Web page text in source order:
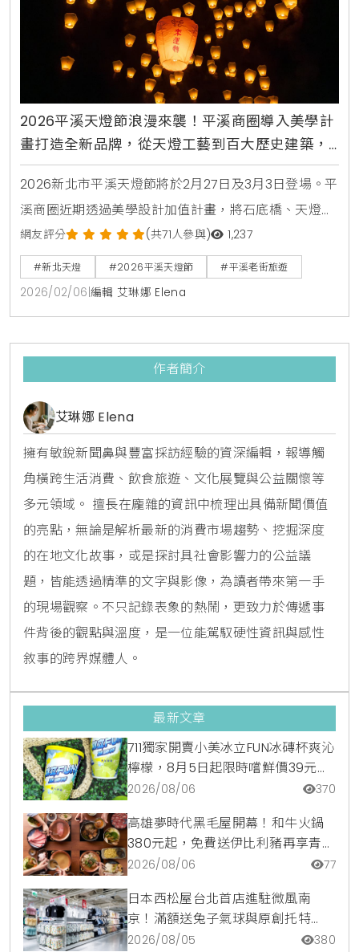
2026平溪天燈節浪漫來襲！平溪商圈導入美學計
畫打造全新品牌，從天燈工藝到百大歷史建築，
帶領遊客漫步山城感受職人堅持
2026新北市平溪天燈節將於2月27日及3月3日登場。平
溪商圈近期透過美學設計加值計畫，將石底橋、天燈工
藝與歷史建築進行整體視覺優化，打造平溪老街全新品
牌意象。不論是參與天燈施放，或是造訪碳場咖啡與職
人選物店，遊客都能在馬年新春感受煥然一新的山城文
化與旅遊品質。
網友評分 (共71人參與) 1,237
#新北天燈 #2026平溪天燈節 #平溪老街旅遊
2026/02/06 編輯 艾琳娜 Elena
作者簡介
艾琳娜 Elena
擁有敏銳新聞鼻與豐富採訪經驗的資深編輯，報導觸
角橫跨生活消費、飲食旅遊、文化展覽與公益關懷等
多元領域。 擅長在龐雜的資訊中梳理出具備新聞價值
的亮點，無論是解析最新的消費市場趨勢、挖掘深度
的在地文化故事，或是探討具社會影響力的公益議
題，皆能透過精準的文字與影像，為讀者帶來第一手
的現場觀察。不只記錄表象的熱鬧，更致力於傳遞事
件背後的觀點與溫度，是一位能駕馭硬性資訊與感性
敘事的跨界媒體人。
最新文章
711獨家開賣小美冰立FUN冰磚杯爽沁
檸檬，8月5日起限時嚐鮮價39元特
調咖啡氣泡水超讚
2026/08/06 370
高雄夢時代黑毛屋開幕！和牛火鍋
380元起，免費送伊比利豬再享青森
蘋果冰淇淋加購價。
2026/08/06 77
日本西松屋台北首店進駐微風南
京！滿額送兔子氣球與原創托特
包，指定夏裝享8折優惠
2026/08/05 380